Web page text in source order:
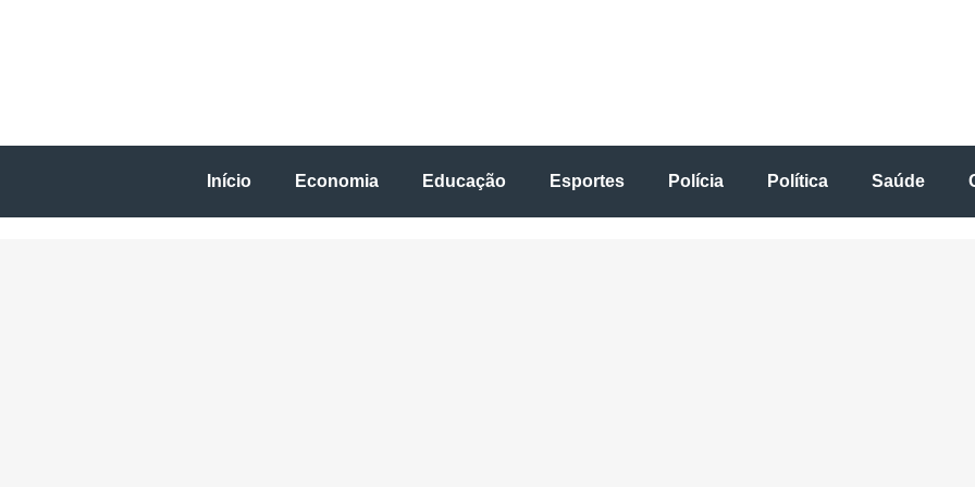
Início Economia Educação Esportes Polícia Política Saúde